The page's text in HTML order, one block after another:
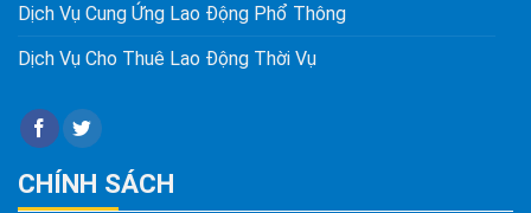
Dịch Vụ Cung Ứng Lao Động Phổ Thông
Dịch Vụ Cho Thuê Lao Động Thời Vụ
CHÍNH SÁCH